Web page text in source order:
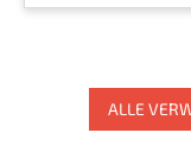
ALLE